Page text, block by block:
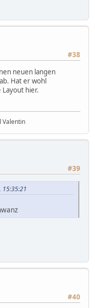
#38
neuen langen
Hat er wohl
hier.
Valentin
#39
15:35:21
#40